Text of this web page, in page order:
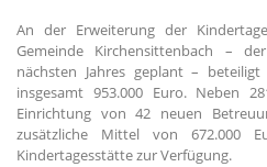
An der Erweiterung der
Gemeinde Kirchensittenbach –
nächsten Jahres geplant –
insgesamt 953.000 Euro. Neben
Einrichtung von 42 neuen
zusätzliche Mittel von 672.000
Kindertagesstätte zur Verfügung.